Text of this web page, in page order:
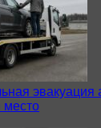
эвакуация
место